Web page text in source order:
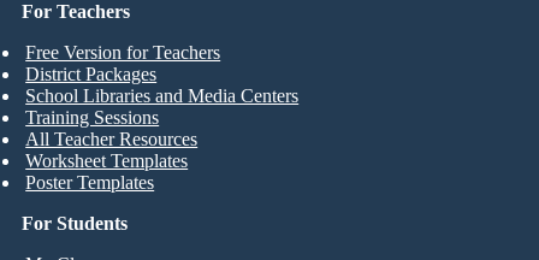
For Students
For Teachers
Free Version for Teachers
District Packages
School Libraries and Media Centers
Training Sessions
All Teacher Resources
Worksheet Templates
Poster Templates